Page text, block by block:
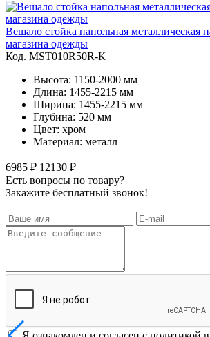
Вешало стойка напольная металлическая
магазина одежды
Код. MST010R50R-К
Высота: 1150-2000 мм
Длина: 1455-2215 мм
Ширина: 1455-2215 мм
Глубина: 520 мм
Цвет: хром
Материал: металл
6985 ₽ 12130 ₽
Есть вопросы по товару?
Закажите бесплатный звонок!